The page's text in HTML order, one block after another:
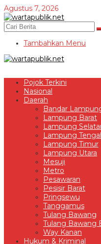
Lewati
ke
konten
Agustus 7, 2026
Tambahkan Menu
Pojok Terkini
Nasional
Daerah
Bandar
Lampung Barat
Lampung
Lampung
Lampung Timur
Lampung Utara
Mesuji
Metro
Pesawaran
Pesisir Barat
Pringsewu
Tanggamus
Tulang Bawang
Tulang Bawang
Way Kanan
Hukum & Kriminal